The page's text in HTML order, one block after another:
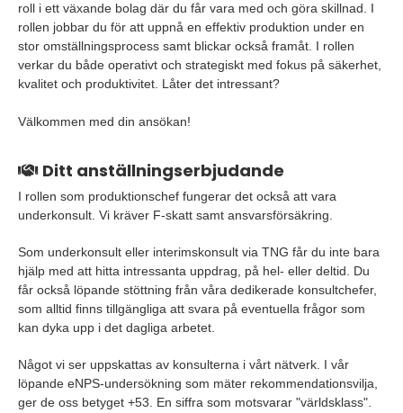
roll i ett växande bolag där du får vara med och göra skillnad. I
rollen jobbar du för att uppnå en effektiv produktion under en
stor omställningsprocess samt blickar också framåt. I rollen
verkar du både operativt och strategiskt med fokus på säkerhet,
kvalitet och produktivitet. Låter det intressant?
Välkommen med din ansökan!
Ditt anställningserbjudande
I rollen som produktionschef fungerar det också att vara
underkonsult. Vi kräver F-skatt samt ansvarsförsäkring.
Som underkonsult eller interimskonsult via TNG får du inte bara
hjälp med att hitta intressanta uppdrag, på hel- eller deltid. Du
får också löpande stöttning från våra dedikerade konsultchefer,
som alltid finns tillgängliga att svara på eventuella frågor som
kan dyka upp i det dagliga arbetet.
Något vi ser uppskattas av konsulterna i vårt nätverk. I vår
löpande eNPS-undersökning som mäter rekommendationsvilja,
ger de oss betyget +53. En siffra som motsvarar "världsklass".